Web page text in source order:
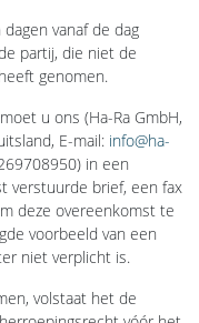
vanaf de dag
partij, die niet de
genomen.
u ons (Ha-Ra GmbH,
E-mail: info@ha-
in een
verstuurde brief, een fax
deze overeenkomst te
voorbeeld van een
niet verplicht is.
volstaat het de